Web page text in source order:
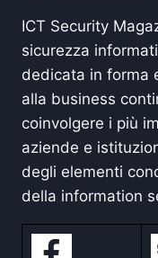
ICT Security
sicurezza
dedicata in forma
alla business
coinvolgere i più
aziende e
degli elementi
della information